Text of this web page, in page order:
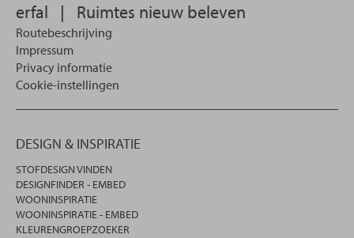
erfal | Ruimtes nieuw beleven
Routebeschrijving
Impressum
Privacy informatie
Cookie-instellingen
DESIGN & INSPIRATIE
STOFDESIGN VINDEN
DESIGNFINDER - EMBED
WOONINSPIRATIE
WOONINSPIRATIE - EMBED
KLEURENGROEPZOEKER